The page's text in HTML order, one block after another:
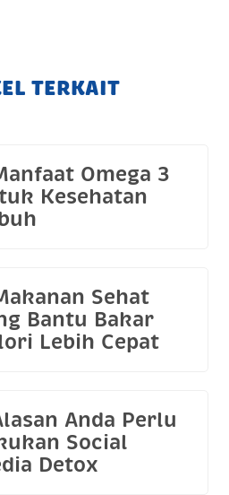
TERKAIT
Omega 3
Kesehatan
Sehat
Bantu Bakar
Lebih Cepat
Anda Perlu
Social
Detox